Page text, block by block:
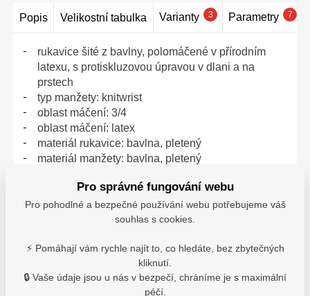
Popis Velikostní tabulka Varianty 3 Parametry 7
rukavice šité z bavlny, polomáčené v přírodním
latexu, s protiskluzovou úpravou v dlani a na
prstech
typ manžety: knitwrist
oblast máčení: 3/4
oblast máčení: latex
materiál rukavice: bavlna, pletený
materiál manžety: bavlna, pletený
388 (3121X), EN_407 (X1XXXX)
Velikostní tabulka: Cerva
Pro správné fungování webu
Pro pohodlné a bezpečné používání webu potřebujeme váš
souhlas s cookies.
⚡ Pomáhají vám rychle najít to, co hledáte, bez zbytečných
kliknutí.
🔒 Vaše údaje jsou u nás v bezpečí, chráníme je s maximální
péčí.